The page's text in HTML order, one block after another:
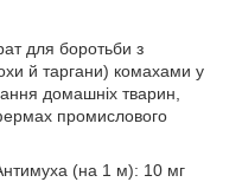
для боротьби з
й таргани) комахами у
домашніх тварин,
промислового
(на 1 м): 10 мг